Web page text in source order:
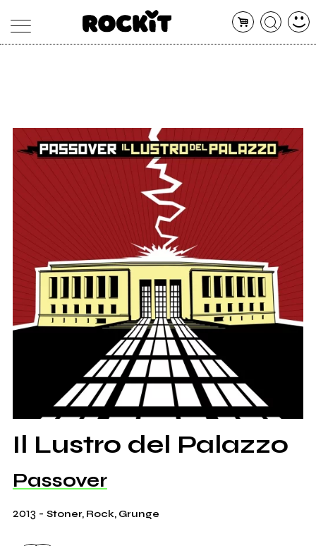
ARTISTI
CONCERTI
SHOP
Il Lustro del Palazzo
Passover
2013 - Stoner, Rock, Grunge